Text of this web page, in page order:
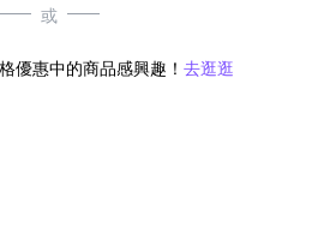
或
優惠中的商品感興趣！ 去逛逛